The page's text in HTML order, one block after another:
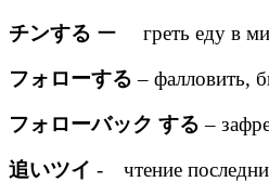
チンする ー греть еду в
フォローする – фалловить,
フォローバック する –
追いツイ - чтение